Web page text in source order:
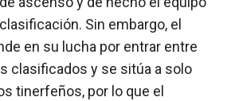
Sin embargo, el
en su lucha por entrar entre
clasificados y se sitúa a solo
tinerfeños, por lo que el